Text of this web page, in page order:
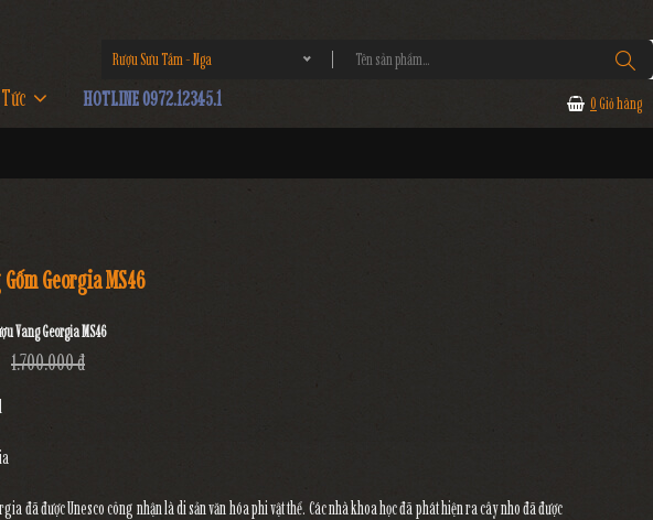
Rượu Sưu Tầm - Nga
HOTLINE 0972.12345.1 0 Giỏ hàng
Georgia MS46
Vang Georgia MS46
1.700.000 đ
đã được Unesco công nhận là di sản văn hóa phi vật thể. Các nhà khoa học đã phát hiện ra cây nho đã được